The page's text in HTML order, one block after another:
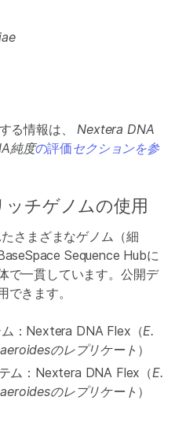
る情報は、Nextera DNA
純度の評価セクションを参
ッチゲノムの使用
さまざまなゲノム（細
Sequence Hubに
で一貫しています。公開デ
きます。
：Nextera DNA Flex（E.
のレプリケート ）
ム：Nextera DNA Flex（E.
のレプリケート ）